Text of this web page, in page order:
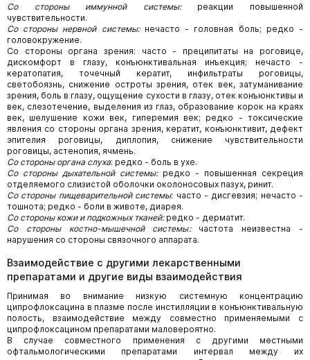
Со стороны иммунной системы:реакции повышенной
чувствительности.
Со стороны нервной системы:нечасто - головная боль; редко -
головокружение.
Со стороны органа зрения: часто - преципитаты на роговице,
дискомфорт в глазу, конъюнктивальная инъекция; нечасто -
кератопатия, точечный кератит, инфильтраты роговицы,
светобоязнь, снижение остроты зрения, отек век, затуманивание
зрения, боль в глазу, ощущение сухости в глазу, отек конъюнктивы и
век, слезотечение, выделения из глаз, образование корок на краях
век, шелушение кожи век, гиперемия век; редко - токсические
явления со стороны органа зрения, кератит, конъюнктивит, дефект
эпителия роговицы, диплопия, снижение чувствительности
роговицы, астенопия, ячмень.
Со стороны органа слуха: редко - боль в ухе.
Со стороны дыхательной системы:редко - повышенная секреция
отделяемого слизистой оболочки околоносовых пазух, ринит.
Со стороны пищеварительной системы: часто - дисгевзия; нечасто -
тошнота; редко - боли в животе, диарея.
Со стороны кожи и подкожных тканей:редко - дерматит.
Со стороны костно-мышечной системы:частота неизвестна -
нарушения со стороны связочного аппарата.
Взаимодействие с другими лекарственными
препаратами и другие виды взаимодействия
Принимая во внимание низкую системную концентрацию
ципрофлоксацина в плазме после инстилляции в конъюнктивальную
полость, взаимодействие между совместно применяемыми с
ципрофлоксацином препаратами маловероятно.
В случае совместного применения с другими местными
офтальмологическими препаратами интервал между их